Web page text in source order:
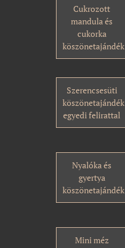
Cukrozott
mandula és
cukorka
köszönetajándék
Szerencsesüti
köszönetajándék
egyedi felirattal
Nyalóka és
gyertya
köszönetajándék
Mini méz